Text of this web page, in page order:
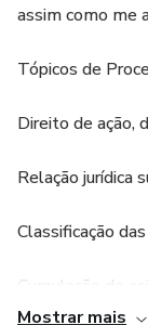
assim como me
Tópicos de
Direito de ação,
Relação jurídica
Classificação
Cumulação de
Mostrar mais